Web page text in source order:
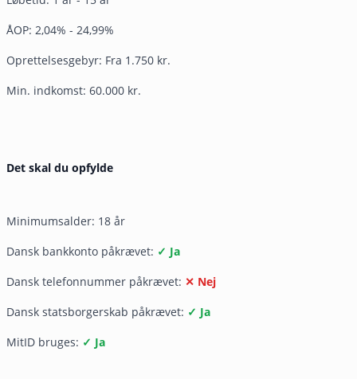
ÅOP: 2,04% - 24,99%
Oprettelsesgebyr: Fra 1.750 kr.
Min. indkomst: 60.000 kr.
Det skal du opfylde
Minimumsalder: 18 år
Dansk bankkonto påkrævet: ✓ Ja
Dansk telefonnummer påkrævet: ✕ Nej
Dansk statsborgerskab påkrævet: ✓ Ja
MitID bruges: ✓ Ja